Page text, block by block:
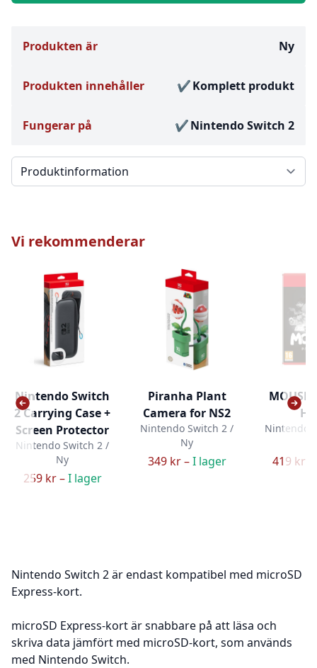
Produkten är Ny
Produkten innehåller Komplett produkt
Fungerar på Nintendo Switch 2
Välj en flik
Vi rekommenderar
Nintendo Switch
2 Carrying Case +
Screen Protector
Nintendo Switch 2 /
Ny
259 kr –I lager
Piranha Plant
Camera for NS2
Nintendo Switch 2 /
Ny
349 kr –I lager
Nintendo
419 kr –
Nintendo Switch 2 är endast kompatibel med microSD
Express-kort.
microSD Express-kort är snabbare på att läsa och
skriva data jämfört med microSD-kort, som används
med Nintendo Switch.